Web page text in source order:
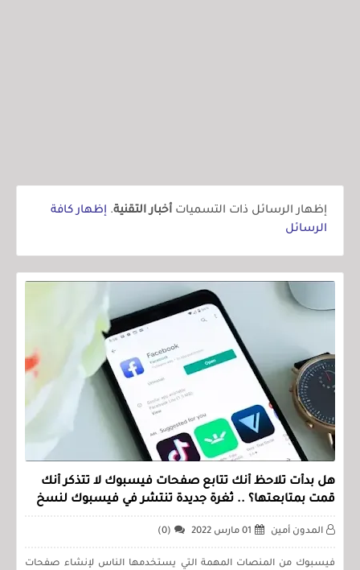
‏إظهار الرسائل ذات التسميات أخبار التقنية. إظهار كافة
الرسائل
هل بدأت تلاحظ أنك تتابع صفحات فيسبوك لا تتذكر أنك
قمت بمتابعتها؟ .. ثغرة جديدة تنتشر في فيسبوك لنسخ
المدون أمين 01 مارس 2022 (0)
فيسبوك من المنصات المهمة التي يستخدمها الناس لإنشاء صفحات